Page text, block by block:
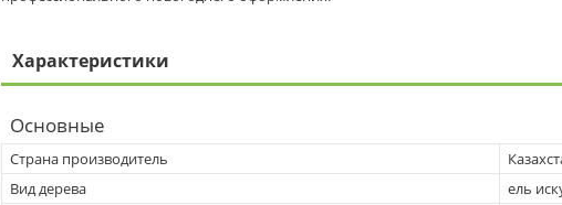
Характеристики
Основные
Страна производитель
Вид дерева
ель